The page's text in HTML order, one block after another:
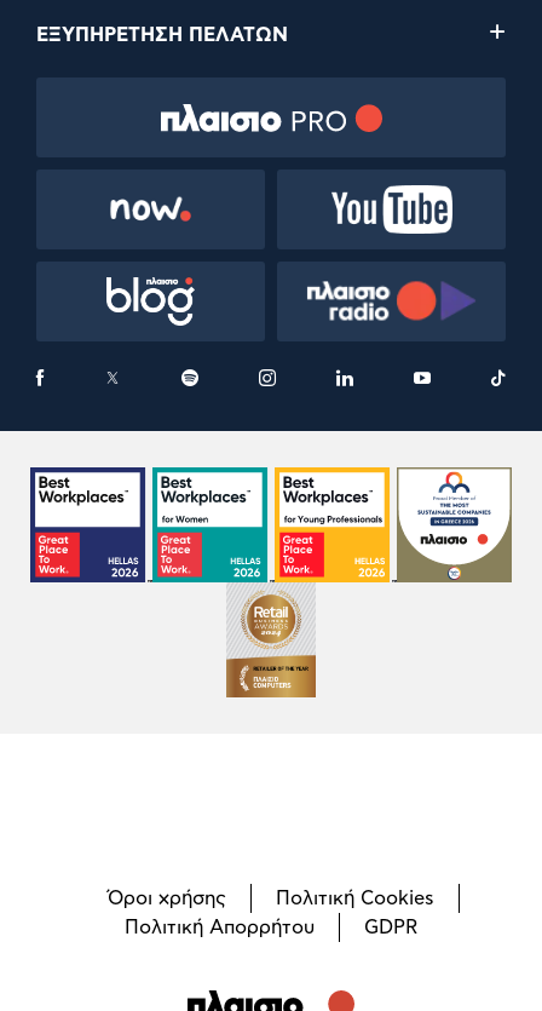
ΕΞΥΠΗΡΕΤΗΣΗ ΠΕΛΑΤΩΝ
Όροι χρήσης
Πολιτική Cookies
Πολιτική Απορρήτου
GDPR